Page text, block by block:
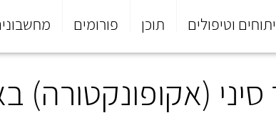
וטיפולים תוכן פורומים
(אקופונקטורה)